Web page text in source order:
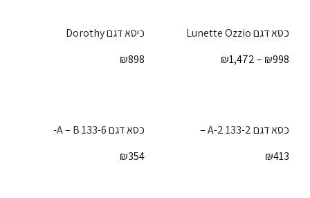
כסא דגם Lunette Ozzio
₪998
–
₪1,472
כיסא דגם Dorothy
₪898
כסא דגם 133-2 A-2 –
₪413
כסא דגם A – B 133-6-
₪354